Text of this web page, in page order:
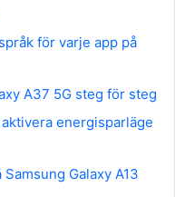
för varje app på
A37 5G steg för steg
energisparläge
Galaxy A13